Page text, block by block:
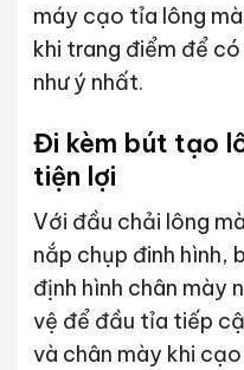
máy cạo tỉa lông
khi trang điểm để
như ý nhất.
Đi kèm bút tạo
tiện lợi
Với đầu chải lông
nắp chụp đinh hình,
định hình chân mày
vệ để đầu tỉa tiếp
và chân mày khi